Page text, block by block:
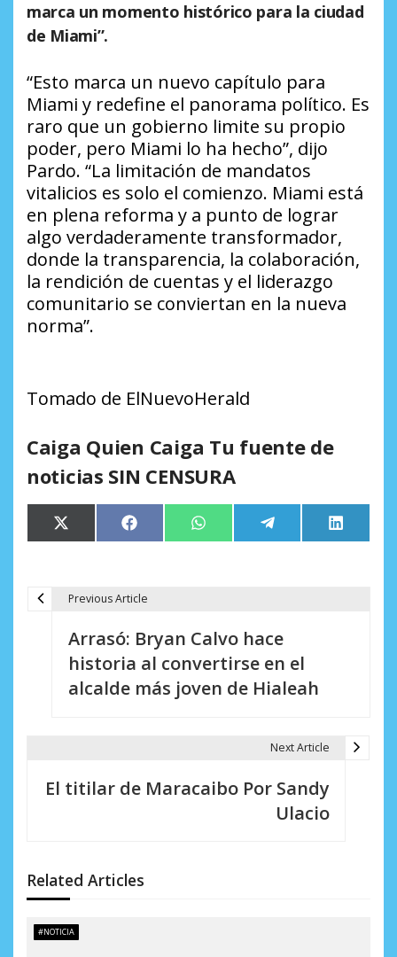
marca un momento histórico para la ciudad
de Miami”.
“Esto marca un nuevo capítulo para
Miami y redefine el panorama político. Es
raro que un gobierno limite su propio
poder, pero Miami lo ha hecho”, dijo
Pardo. “La limitación de mandatos
vitalicios es solo el comienzo. Miami está
en plena reforma y a punto de lograr
algo verdaderamente transformador,
donde la transparencia, la colaboración,
la rendición de cuentas y el liderazgo
comunitario se conviertan en la nueva
norma”.
Tomado de ElNuevoHerald
Caiga Quien Caiga Tu fuente de
noticias SIN CENSURA
Compartir
en
X
(Twitter)
Compartir
en
Facebook Compartir
en
WhatsApp Compartir
en
Telegram
en
LinkedIn
ó
n
d
Previous Article
Arrasó: Bryan Calvo hace
historia al convertirse en el
alcalde más joven de Hialeah
Next Article
El titilar de Maracaibo Por Sandy
Ulacio
Related Articles
#NOTICIA